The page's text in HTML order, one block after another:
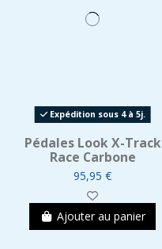
Expédition sous 4 à 5j.
Pédales Look X-Track
Race Carbone
95,95 €
Ajouter au panier